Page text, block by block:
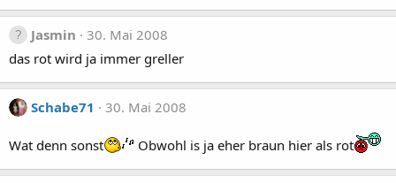
Jasmin
30. Mai 2008
das rot wird ja immer greller
Schabe71 30. Mai 2008
Wat denn sonst Obwohl is ja eher braun hier als rot